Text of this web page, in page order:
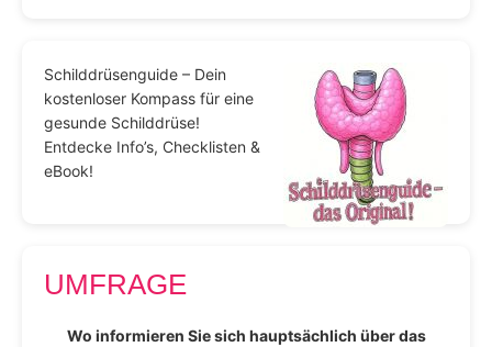
Schilddrüsenguide – Dein
kostenloser Kompass für eine
gesunde Schilddrüse!
Entdecke Info’s, Checklisten &
eBook!
UMFRAGE
Wo informieren Sie sich hauptsächlich über das